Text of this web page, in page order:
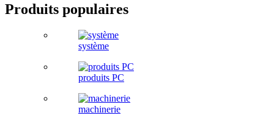
Produits populaires
système
produits PC
machinerie